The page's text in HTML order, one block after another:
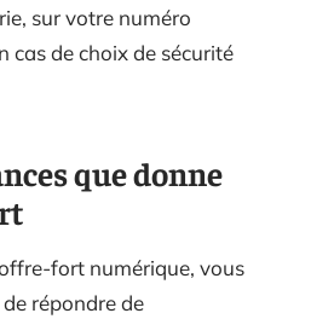
sur votre numéro
cas de choix de sécurité
que donne
fort numérique, vous
répondre de